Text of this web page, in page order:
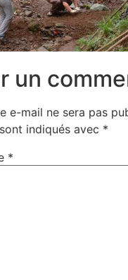
un
e-mail ne sera pas
indiqués avec *
*